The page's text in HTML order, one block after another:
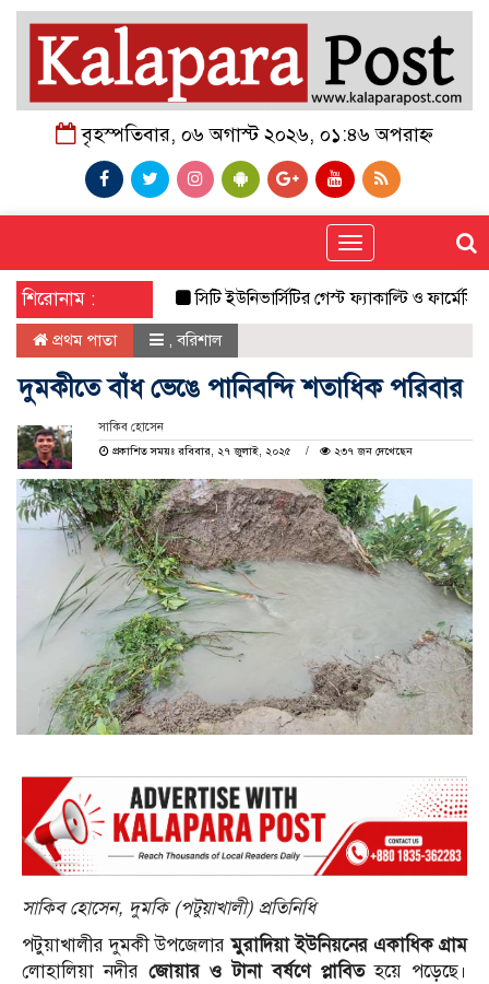
বৃহস্পতিবার, ০৬ অগাস্ট ২০২৬, ০১:৪৬ অপরাহ্ন
Toggle
navigation
শিরোনাম : সিটি ইউনিভার্সিটির গেস্ট ফ্যাকাল্টি ও ফার্মেসি
প্রথম পাতা ,বরিশাল
দুমকীতে বাঁধ ভেঙে পানিবন্দি শতাধিক পরিবার
সাকিব হোসেন
প্রকাশিত সময়ঃ রবিবার, ২৭ জুলাই, ২০২৫
২৩৭ জন দেখেছেন
সাকিব হোসেন, দুমকি (পটুয়াখালী) প্রতিনিধি
পটুয়াখালীর দুমকী উপজেলারমুরাদিয়া ইউনিয়নের একাধিক গ্রাম
লোহালিয়া নদীরজোয়ার ও টানা বর্ষণে প্লাবিতহয়ে পড়েছে।